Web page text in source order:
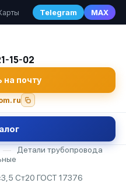
Telegram MAX
15-02
на почту
—
Детали трубопровода
Ст20 ГОСТ 17376